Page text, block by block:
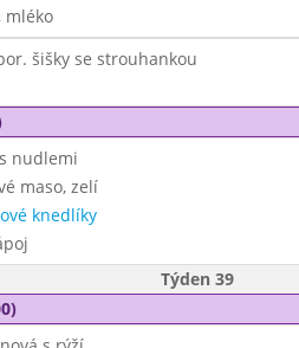
mléko
šišky se strouhankou
nudlemi
maso, zelí
knedlíky
Týden 39